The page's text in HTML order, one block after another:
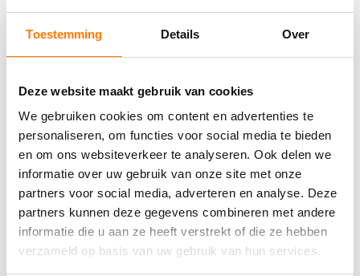
Toestemming Details Over
Deze website maakt gebruik van cookies
We gebruiken cookies om content en advertenties te
personaliseren, om functies voor social media te bieden
en om ons websiteverkeer te analyseren. Ook delen we
informatie over uw gebruik van onze site met onze
partners voor social media, adverteren en analyse. Deze
partners kunnen deze gegevens combineren met andere
informatie die u aan ze heeft verstrekt of die ze hebben
verzameld op basis van uw gebruik van hun services.
֍ Deskundig advies en gratis proefstukjes.
֍ Verzending in Nederland, België en Duitsland.
Verzendkosten €5,45, boven €70,- gratis verstuurd
(* gewicht onder 32kg). Binnen 24 uur verstuurd.
Aantal meters worden geleverd aan een stuk.
Specifieke wensen (meerdere lengten) kunt u aangeven bij het
invulveld "Bestelnotities (optioneel)".
© 2009 - 2026 | Touwspecialist.nl